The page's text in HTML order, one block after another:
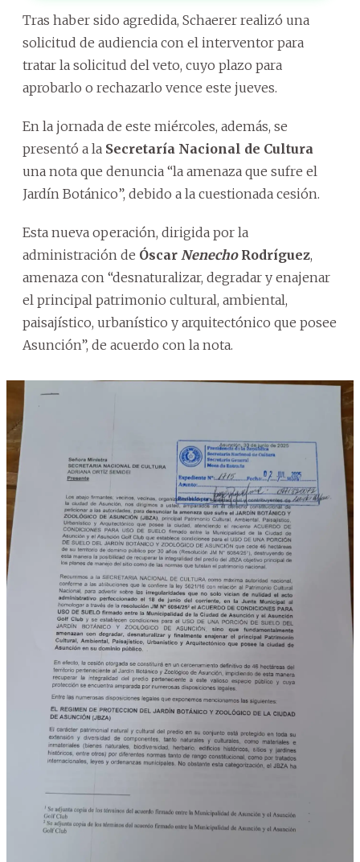
Tras haber sido agredida, Schaerer realizó una
solicitud de audiencia con el interventor para
tratar la solicitud del veto, cuyo plazo para
aprobarlo o rechazarlo vence este jueves.
En la jornada de este miércoles, además, se
presentó a la Secretaría Nacional de Cultura
una nota que denuncia “la amenaza que sufre el
Jardín Botánico”, debido a la cuestionada cesión.
Esta nueva operación, dirigida por la
administración de Óscar NenechoRodríguez,
amenaza con “desnaturalizar, degradar y enajenar
el principal patrimonio cultural, ambiental,
paisajístico, urbanístico y arquitectónico que posee
Asunción”, de acuerdo con la nota.